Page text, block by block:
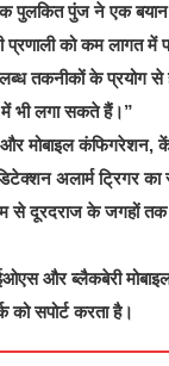
पुलकित पुंज ने एक
प्रणाली को कम लागत में
तकनीकों के प्रयोग से
में भी लगा सकते हैं।”
मोबाइल कंफिगरेशन,
अलार्म ट्रिगर का
से दूरदराज के जगहों तक
और ब्लैकबेरी
को सपोर्ट करता है।